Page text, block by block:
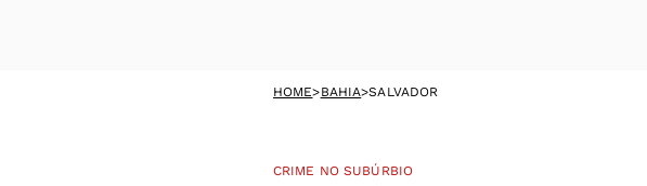
HOME>BAHIA>SALVADOR
CRIME NO SUBÚRBIO